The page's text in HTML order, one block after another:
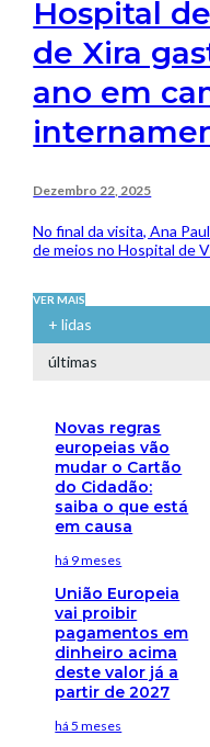
Hospital
de Xira
ano em
Dezembro 22, 2025
No final da visita, Ana
de meios no Hospital de
VER MAIS
+ lidas
últimas
Novas regras
europeias vão
mudar o Cartão
do Cidadão:
saiba o que está
em causa
há 9 meses
União Europeia
vai proibir
pagamentos em
dinheiro acima
deste valor já a
partir de 2027
há 5 meses